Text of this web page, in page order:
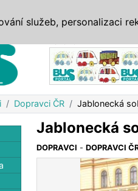
Dopravci ČR Jablonecká
Jablonecká
DOPRAVCI -DOPRAVCI
služeb, personalizaci